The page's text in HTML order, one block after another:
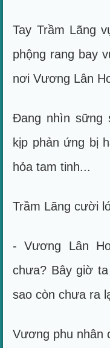
Tay Trầm Lãng
phộng rang bay
nơi Vương Lân
Đang nhìn sững
kịp phản ứng bị
hỏa tam tinh...
Trầm Lãng cười
- Vương Lân
chưa? Bây giờ
sao còn chưa ra
Vương phu nhân